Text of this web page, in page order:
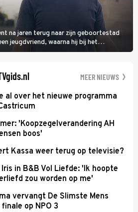
na jaren terug naar zijn geboortestad
jeugdvriend, waarna hij bij het
een verband begint te vermoeden
MEER NIEUWS
al over het nieuwe programma
'Koopzegelverandering AH
boos'
Kassa weer terug op televisie?
in B&B Vol Liefde: 'Ik hoopte
zou worden op me'
vervangt De Slimste Mens
op NPO 3